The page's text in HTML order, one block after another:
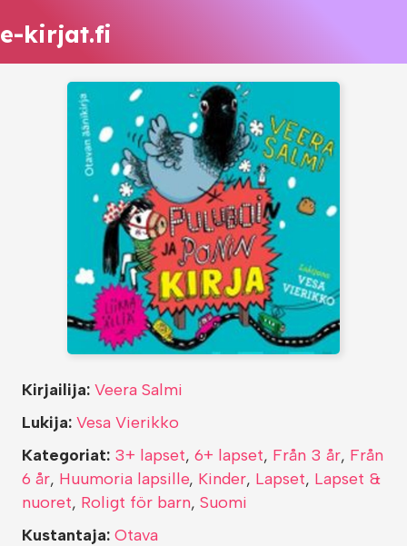
e-kirjat.fi
Kirjailija: Veera Salmi
Lukija: Vesa Vierikko
Kategoriat: 3+ lapset, 6+ lapset, Från 3 år, Från
6 år, Huumoria lapsille, Kinder, Lapset, Lapset &
nuoret, Roligt för barn, Suomi
Kustantaja: Otava